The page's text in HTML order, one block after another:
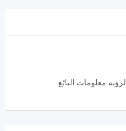
لرؤيه معلومات البائع